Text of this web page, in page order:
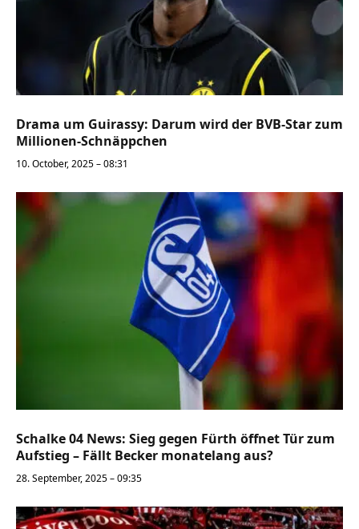
Drama um Guirassy: Darum wird der BVB-Star zum
Millionen-Schnäppchen
10. October, 2025 – 08:31
Schalke 04 News: Sieg gegen Fürth öffnet Tür zum
Aufstieg – Fällt Becker monatelang aus?
28. September, 2025 – 09:35